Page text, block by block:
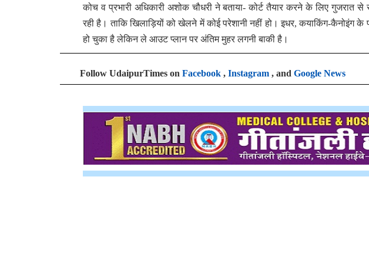
कोच व प्रभारी अधिकारी अशोक चौधरी ने बताया- कोर्ट तैयार करने के लिए गुजरात से
रही है। ताकि खिलाड़ियों को खेलने में कोई परेशानी नहीं हो। इधर, कयाकिंग-कैनोइंग के
हो चुका है लेकिन ले आउट प्लान पर अंतिम मुहर लगनी बाकी है।
Follow UdaipurTimes on Facebook , Instagram , and Google News